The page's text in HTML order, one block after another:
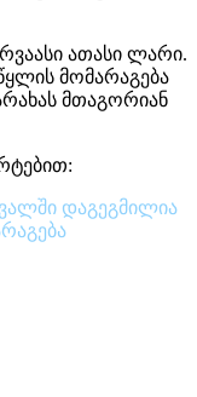
ათასი ლარი.
მომარაგება
მთაგორიან
დაგეგმილია